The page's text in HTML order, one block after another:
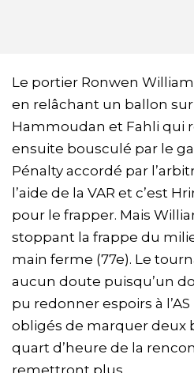
Le portier Ronwen
en relâchant un ballon
Hammoudan et Fahli qui
ensuite bousculé par le
Pénalty accordé par
l’aide de la VAR et c’est
pour le frapper. Mais
stoppant la frappe du
main ferme (77e). Le
aucun doute puisqu’un
pu redonner espoirs à l’AS
obligés de marquer deux
quart d’heure de la
remettront plus.